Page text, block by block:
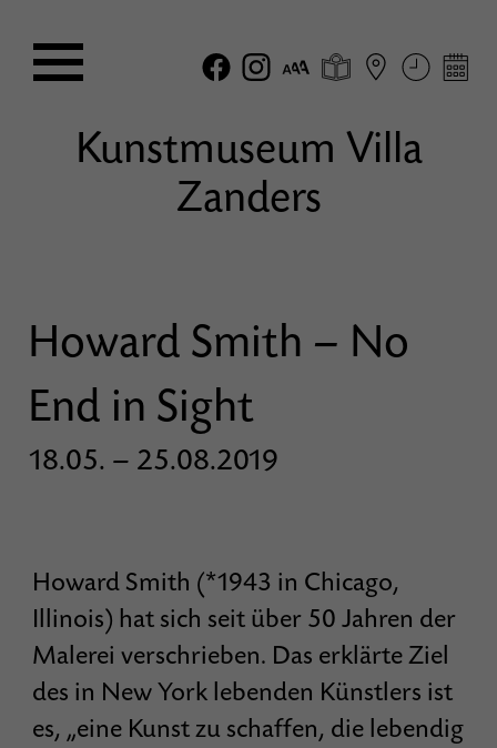
Kunstmuseum Villa
Zanders
Howard Smith – No
End in Sight
18.05. – 25.08.2019
Howard Smith (*1943 in Chicago,
Illinois) hat sich seit über 50 Jahren der
Malerei verschrieben. Das erklärte Ziel
des in New York lebenden Künstlers ist
es, „eine Kunst zu schaffen, die lebendig